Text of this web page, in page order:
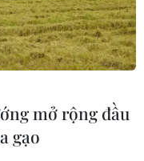
lớn
thư,
mở rộng đầu
gạo